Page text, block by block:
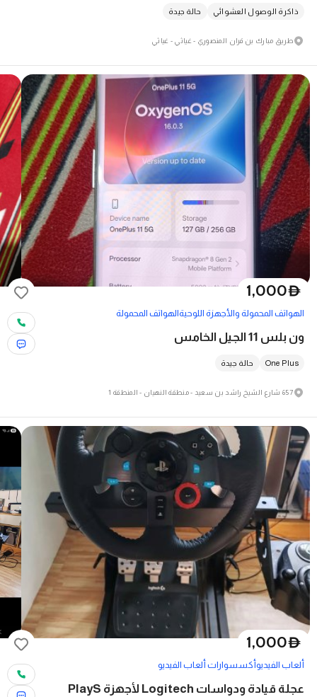
ذاكرة الوصول العشوائي حالة جيدة
طريق مبارك بن قران المنصوري - غياثي - غياثي
D
1,000
الهواتف المحمولة والأجهزة اللوحيةالهواتف المحمولة
ون بلس 11 الجيل الخامس
One Plus حالة جيدة
657 شارع الشيخ راشد بن سعيد - منطقة النهیان - المنطقة 1
D
1,000
ألعاب الفيديوأكسسوارات ألعاب الفيديو
عجلة قيادة ودواسات Logitech لأجهزة PlayS